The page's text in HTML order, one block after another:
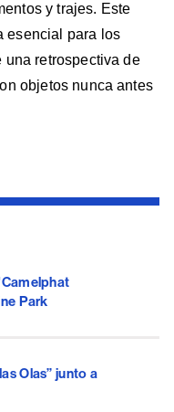
y trajes. Este
esencial para los
una retrospectiva de
objetos nunca antes
Park
Olas” junto a